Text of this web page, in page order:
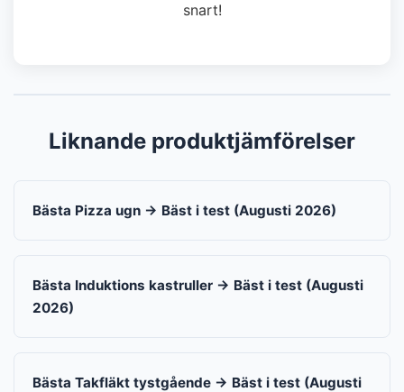
snart!
Liknande produktjämförelser
Bästa Pizza ugn → Bäst i test (Augusti 2026)
Bästa Induktions kastruller → Bäst i test (Augusti
2026)
Bästa Takfläkt tystgående → Bäst i test (Augusti